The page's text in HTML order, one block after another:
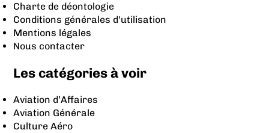
Charte de déontologie
Conditions générales d'utilisation
Mentions légales
Nous contacter
Les catégories à voir
Aviation d’Affaires
Aviation Générale
Culture Aéro